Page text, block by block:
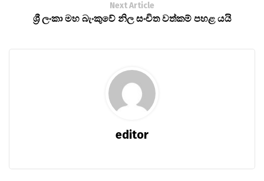
Next Article
ශ්‍රී ලංකා මහ බැංකුවේ නිල සංචිත වත්කම් පහළ යයි
editor